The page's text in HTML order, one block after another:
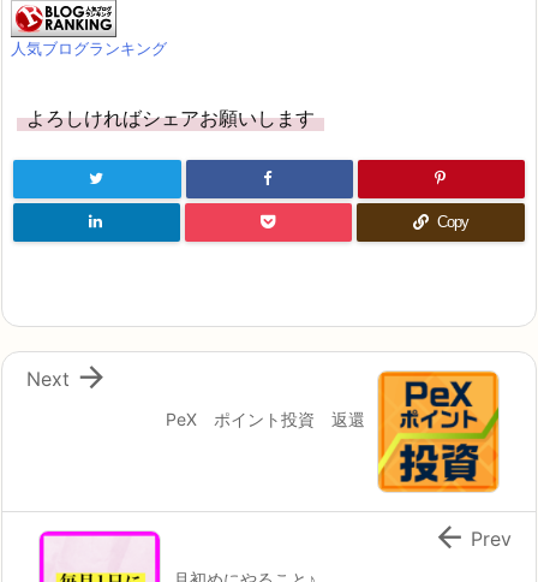
人気ブログランキング
よろしければシェアお願いします
Copy
PeX ポイント投資 返還

Next
 Prev